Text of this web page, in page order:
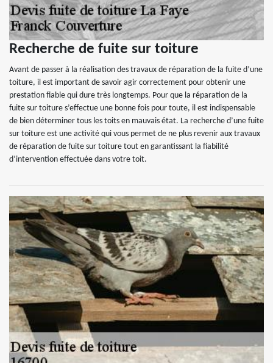
Recherche de fuite sur toiture
Avant de passer à la réalisation des travaux de réparation de la fuite d’une
toiture, il est important de savoir agir correctement pour obtenir une
prestation fiable qui dure très longtemps. Pour que la réparation de la
fuite sur toiture s’effectue une bonne fois pour toute, il est indispensable
de bien déterminer tous les toits en mauvais état. La recherche d’une fuite
sur toiture est une activité qui vous permet de ne plus revenir aux travaux
de réparation de fuite sur toiture tout en garantissant la fiabilité
d’intervention effectuée dans votre toit.